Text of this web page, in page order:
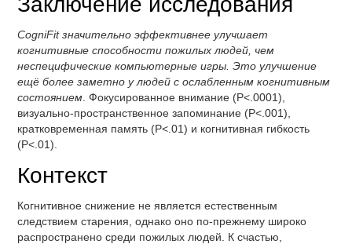
CogniFit значительно эффективнее улучшает
когнитивные способности пожилых людей, чем
неспецифические компьютерные игры. Это улучшение
ещё более заметно у людей с ослабленным когнитивным
состоянием . Фокусированное внимание (P<.0001),
визуально-пространственное запоминание (P<.001),
кратковременная память (P<.01) и когнитивная гибкость
(P<.01).
Контекст
Когнитивное снижение не является естественным
следствием старения, однако оно по-прежнему широко
распространено среди пожилых людей. К счастью,